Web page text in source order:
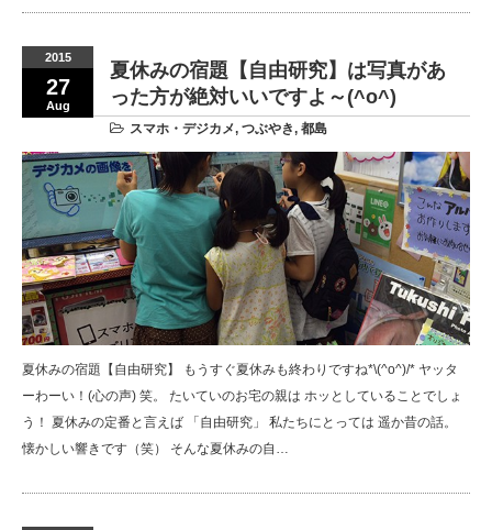
2015
27
Aug
夏休みの宿題【自由研究】は写真があ
った方が絶対いいですよ～(^o^)
スマホ・デジカメ, つぶやき, 都島
夏休みの宿題【自由研究】 もうすぐ夏休みも終わりですね*\(^o^)/* ヤッタ
ーわーい！(心の声) 笑。 たいていのお宅の親は ホッとしていることでしょ
う！ 夏休みの定番と言えば 「自由研究」 私たちにとっては 遥か昔の話。
懐かしい響きです（笑） そんな夏休みの自…